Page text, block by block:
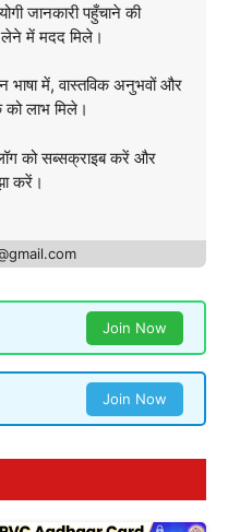
जानकारी पहुँचाने की
लेने में मदद मिले।
भाषा में, वास्तविक अनुभवों और
को लाभ मिले।
को सब्सक्राइब करें और
करें।
Join Now
Join Now